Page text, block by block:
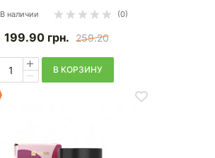
В наличии (0)
199.90 грн. 259.20
В КОРЗИНУ